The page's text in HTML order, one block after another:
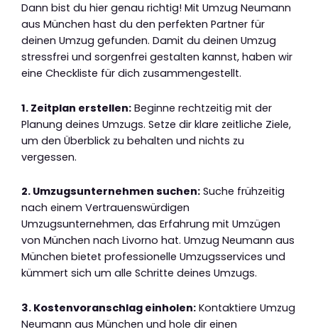
Dann bist du hier genau richtig! Mit Umzug Neumann
aus München hast du den perfekten Partner für
deinen Umzug gefunden. Damit du deinen Umzug
stressfrei und sorgenfrei gestalten kannst, haben wir
eine Checkliste für dich zusammengestellt.
1. Zeitplan erstellen: Beginne rechtzeitig mit der
Planung deines Umzugs. Setze dir klare zeitliche Ziele,
um den Überblick zu behalten und nichts zu
vergessen.
2. Umzugsunternehmen suchen: Suche frühzeitig
nach einem Vertrauenswürdigen
Umzugsunternehmen, das Erfahrung mit Umzügen
von München nach Livorno hat. Umzug Neumann aus
München bietet professionelle Umzugsservices und
kümmert sich um alle Schritte deines Umzugs.
3. Kostenvoranschlag einholen: Kontaktiere Umzug
Neumann aus München und hole dir einen